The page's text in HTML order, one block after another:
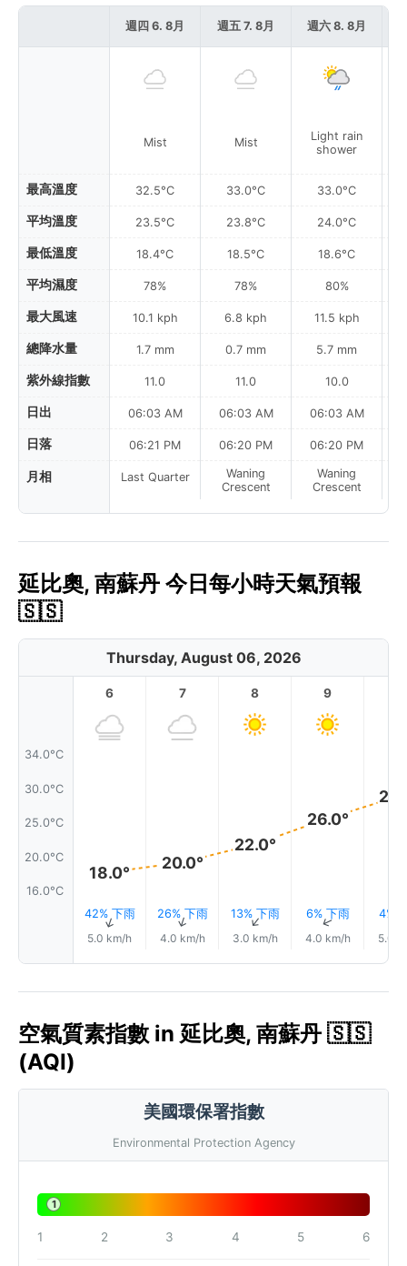
最高溫度
平均溫度
最低溫度
平均濕度
最大風速
總降水量
紫外線指數
日出
日落
月相
週四 6. 8月
Mist
32.5°C
23.5°C
18.4°C
78%
10.1 kph
1.7 mm
11.0
06:03 AM
06:21 PM
Last Quarter
週五 7. 8月
Mist
33.0°C
23.8°C
18.5°C
78%
6.8 kph
0.7 mm
11.0
06:03 AM
06:20 PM
Waning
Crescent
週六 8. 8月
Light rain
shower
33.0°C
24.0°C
18.6°C
80%
11.5 kph
5.7 mm
10.0
06:03 AM
06:20 PM
Waning
Crescent
延比奧, 南蘇丹 今日每小時天氣預報
🇸🇸
Thursday, August 06, 2026
34.0°C
30.0°C
25.0°C
20.0°C
16.0°C
6
18.0°
42% 下雨
↑
5.0 km/h
7
20.0°
26% 下雨
↑
4.0 km/h
8
22.0°
13% 下雨
↑
3.0 km/h
9
26.0°
6% 下雨
↑
4.0 km/h
4%
5.0
空氣質素指數 in 延比奧, 南蘇丹 🇸🇸
(AQI)
美國環保署指數
Environmental Protection Agency
1
1 2 3 4 5 6